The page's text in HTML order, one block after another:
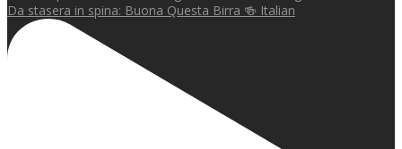
Da stasera in spina: Buona Questa Birra 🍻 Italian